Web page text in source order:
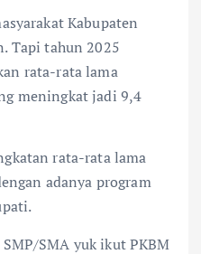
Kabupaten
Tapi tahun 2025
rata-rata lama
meningkat jadi 9,4
rata-rata lama
adanya program
SMA yuk ikut PKBM